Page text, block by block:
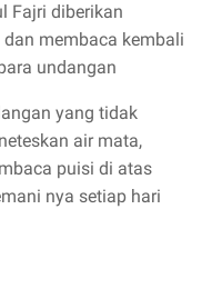
Fajri diberikan
membaca kembali
undangan
yang tidak
air mata,
puisi di atas
nya setiap hari